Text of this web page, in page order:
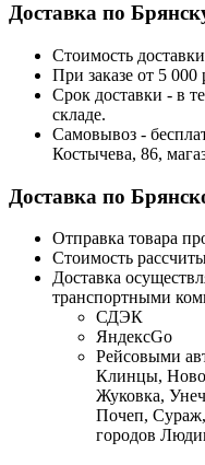
Доставка по
Стоимость
При заказе от 5 000
Срок доставки - в
складе.
Самовывоз -
Костычева, 86,
Доставка по
Отправка товара
Стоимость
Доставка
транспортными
СДЭК
ЯндексGo
Рейсовыми
Клинцы,
Жуковка,
Почеп,
городов